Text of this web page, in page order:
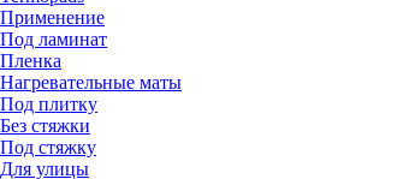
Применение
Под ламинат
Пленка
Нагревательные маты
Под плитку
Без стяжки
Под стяжку
Для улицы